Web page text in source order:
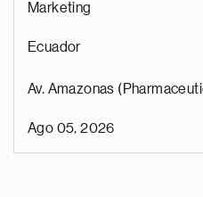
Marketing
Ecuador
Av. Amazonas
Ago 05, 2026